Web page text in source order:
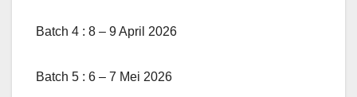
Batch 4 : 8 – 9 April 2026
Batch 5 : 6 – 7 Mei 2026